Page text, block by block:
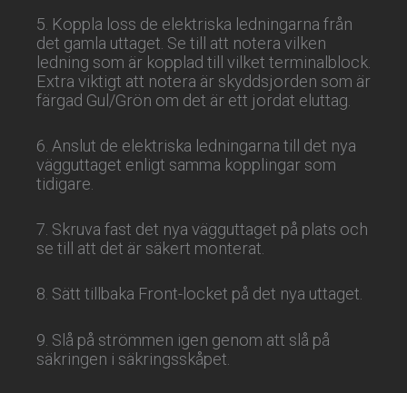
5. Koppla loss de elektriska ledningarna från
det gamla uttaget. Se till att notera vilken
ledning som är kopplad till vilket terminalblock.
Extra viktigt att notera är skyddsjorden som är
färgad Gul/Grön om det är ett jordat eluttag.
6. Anslut de elektriska ledningarna till det nya
vägguttaget enligt samma kopplingar som
tidigare.
7. Skruva fast det nya vägguttaget på plats och
se till att det är säkert monterat.
8. Sätt tillbaka Front-locket på det nya uttaget.
9. Slå på strömmen igen genom att slå på
säkringen i säkringsskåpet.